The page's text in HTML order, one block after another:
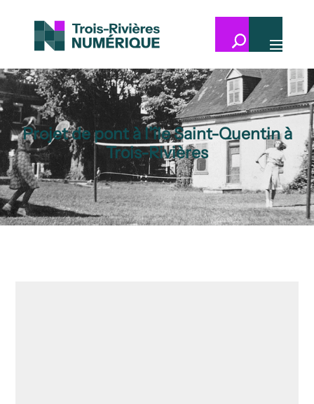
Projet de pont à l’île Saint-Quentin à
Trois-Rivières